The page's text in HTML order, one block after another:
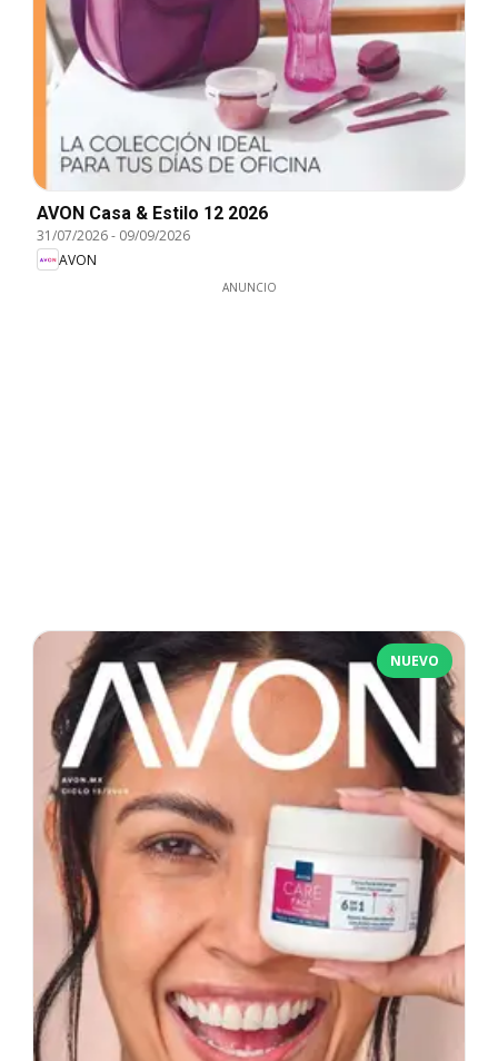
AVON Casa & Estilo 12 2026
31/07/2026- 09/09/2026
AVON
ANUNCIO
NUEVO